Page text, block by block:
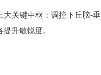
大关键中枢：调控下丘脑-垂
升敏锐度。